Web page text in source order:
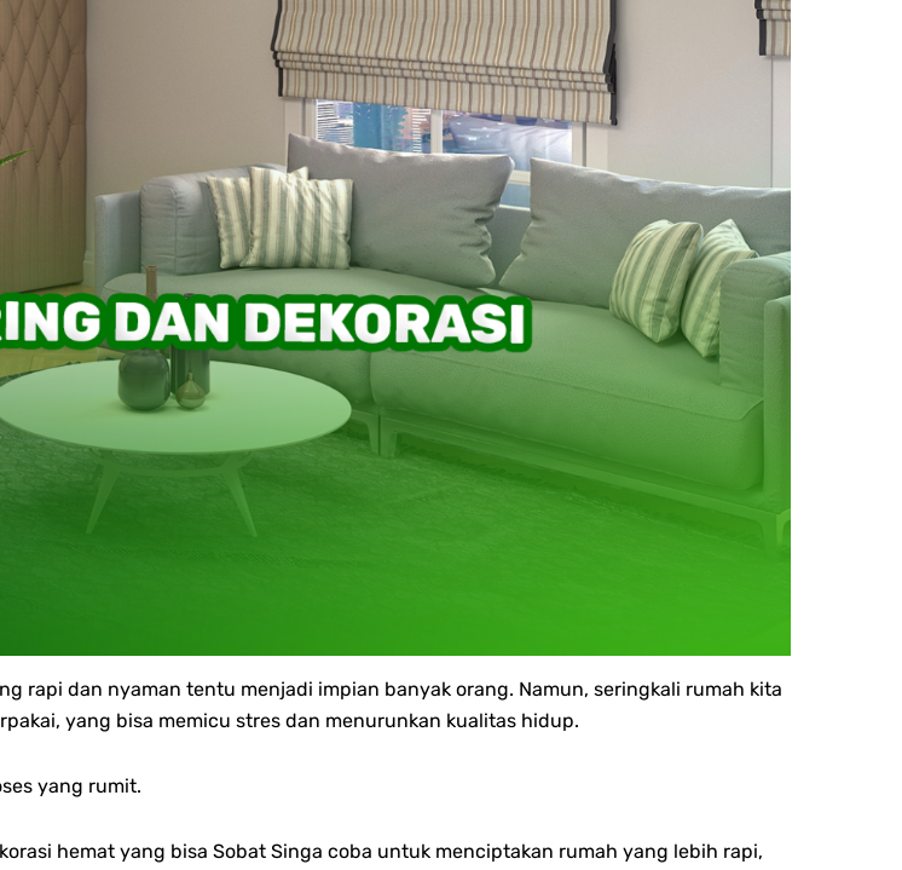
rapi dan nyaman tentu menjadi impian banyak orang. Namun, seringkali rumah kita
yang bisa memicu stres dan menurunkan kualitas hidup.
yang rumit.
hemat yang bisa Sobat Singa coba untuk menciptakan rumah yang lebih rapi,